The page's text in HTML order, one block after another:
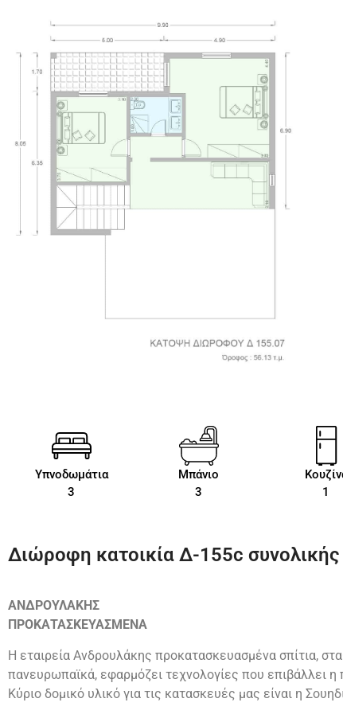
Υπνοδωμάτια
3
Μπάνιο
3
1
Διώροφη κατοικία Δ-155c
ΑΝΔΡΟΥΛΑΚΗΣ
ΠΡΟΚΑΤΑΣΚΕΥΑΣΜΕΝΑ
Η εταιρεία Ανδρουλάκης προκατασκευασμένα σπίτια,
πανευρωπαϊκά, εφαρμόζει τεχνολογίες που επιβάλλει η
Κύριο δομικό υλικό για τις κατασκευές μας είναι η